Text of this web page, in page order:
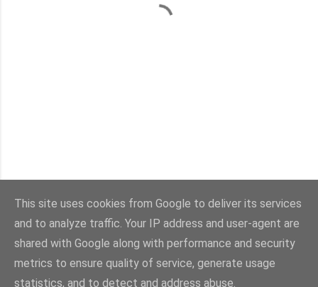
Powered by Blogger
This site uses cookies from Google to deliver its services
and to analyze traffic. Your IP address and user-agent are
shared with Google along with performance and security
metrics to ensure quality of service, generate usage
statistics, and to detect and address abuse.